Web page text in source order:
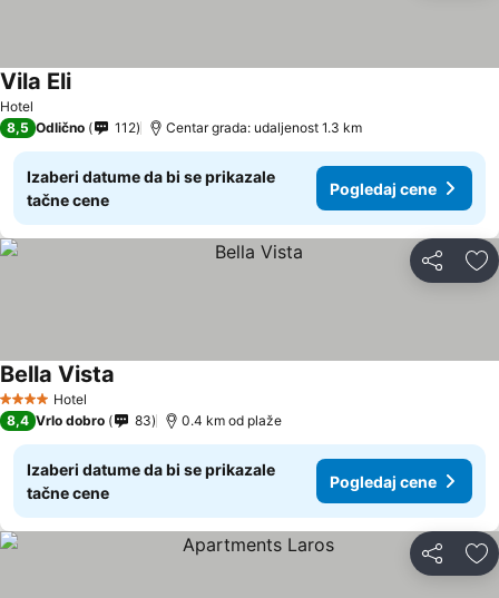
Hotel
Vila EliPogledaj cene
8,5 Odlično 112 Centar grada: udaljenost 1.3 km
Izaberi datume da bi se prikazale
tačne cene
Pogledaj cene
Deli
4 ZvezdiceHotel
Bella Vista
8,4 Vrlo dobro 83 0.4 km od plaže
Izaberi datume da bi se prikazale
tačne cene
Pogledaj cene
Deli